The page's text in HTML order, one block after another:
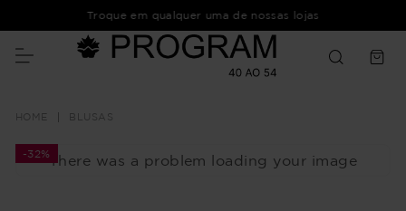
Troque em qualquer uma de nossas lojas
BLUSAS
There was a problem loading your image
-32%